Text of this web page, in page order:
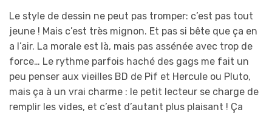
Le style de dessin ne peut pas tromper: c’est pas tout
jeune ! Mais c’est très mignon. Et pas si bête que ça en
a l’air. La morale est là, mais pas assénée avec trop de
force… Le rythme parfois haché des gags me fait un
peu penser aux vieilles BD de Pif et Hercule ou Pluto,
mais ça à un vrai charme : le petit lecteur se charge de
remplir les vides, et c’est d’autant plus plaisant ! Ça